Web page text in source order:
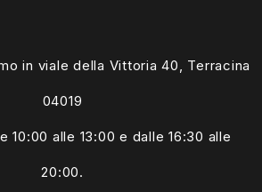
in viale della Vittoria 40, Terracina
04019
10:00 alle 13:00 e dalle 16:30 alle
20:00.